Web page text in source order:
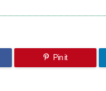
p.
io
Pin it